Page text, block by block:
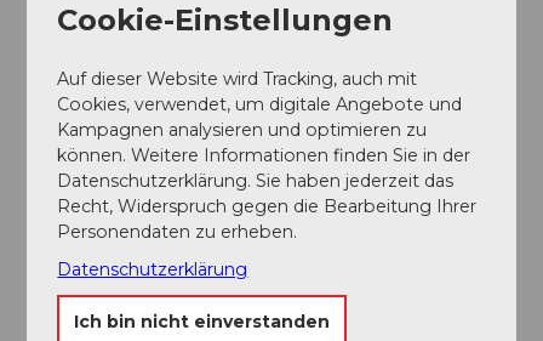
Kontaktdaten
Wandelerhof
Lochete 17
6222Gunzwil
+41 (0)41 930 12 22
Anreise
Cookie-Einstellungen
Auf dieser Website wird Tracking, auch mit
Cookies, verwendet, um digitale Angebote und
Kampagnen analysieren und optimieren zu
können. Weitere Informationen finden Sie in der
Datenschutzerklärung. Sie haben jederzeit das
Recht, Widerspruch gegen die Bearbeitung Ihrer
Personendaten zu erheben.
Datenschutzerklärung
Ich bin nicht einverstanden